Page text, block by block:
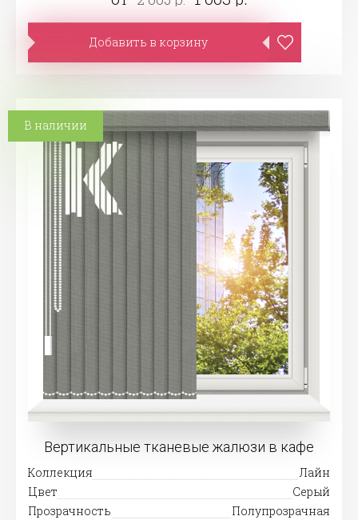
Добавить в корзину
Вертикальные тканевые жалюзи в кафе
Коллекция
Лайн
Цвет
Серый
Прозрачность
Полупрозрачная
В наличии